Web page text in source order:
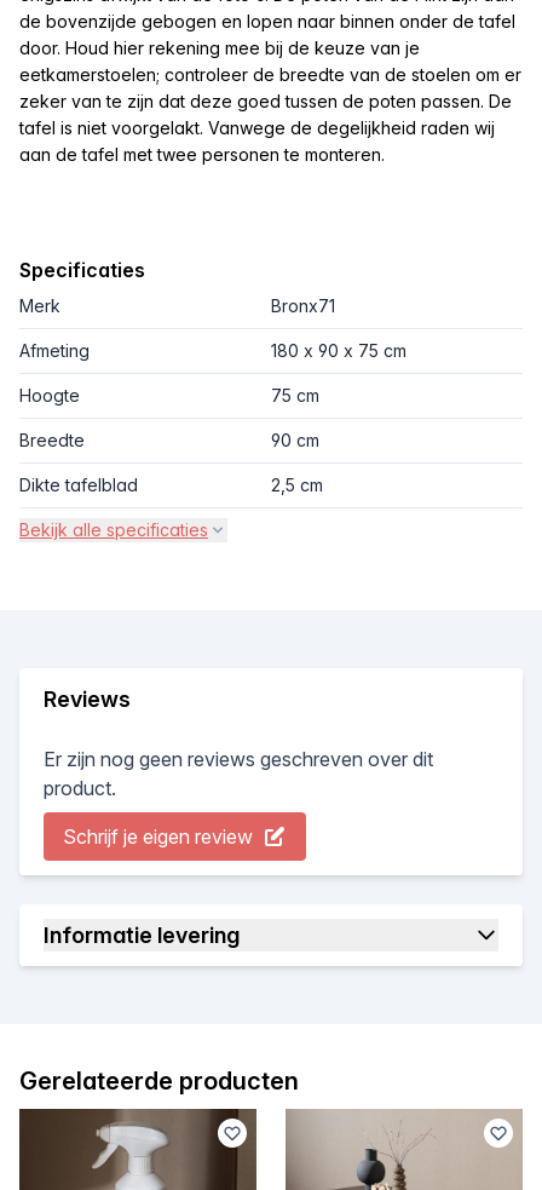
de bovenzijde gebogen en lopen naar binnen onder de tafel
door. Houd hier rekening mee bij de keuze van je
eetkamerstoelen; controleer de breedte van de stoelen om er
zeker van te zijn dat deze goed tussen de poten passen. De
tafel is niet voorgelakt. Vanwege de degelijkheid raden wij
aan de tafel met twee personen te monteren.
Specificaties
Merk Bronx71
Afmeting 180 x 90 x 75 cm
Hoogte 75 cm
Breedte 90 cm
Dikte tafelblad 2,5 cm
Bekijk alle specificaties
Reviews
Er zijn nog geen reviews geschreven over dit
product.
Schrijf je eigen review
Informatie levering
Gerelateerde producten